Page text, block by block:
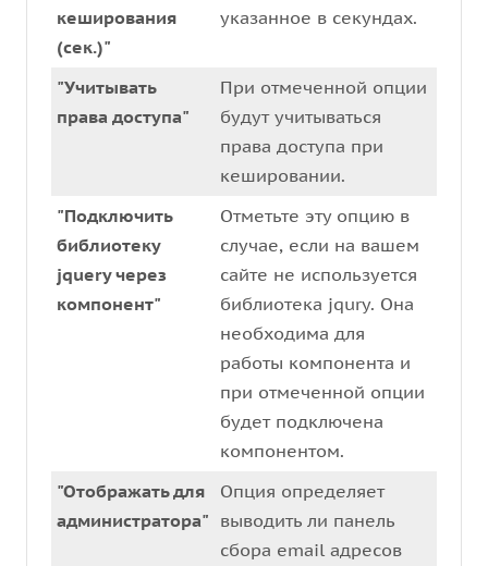
кеширования
(сек.)"
указанное в секундах.
"Учитывать
права доступа"
При отмеченной опции
будут учитываться
права доступа при
кешировании.
"Подключить
библиотеку
jquery через
компонент"
Отметьте эту опцию в
случае, если на вашем
сайте не используется
библиотека jqury. Она
необходима для
работы компонента и
при отмеченной опции
будет подключена
компонентом.
"Отображать для
администратора"
Опция определяет
выводить ли панель
сбора email адресов